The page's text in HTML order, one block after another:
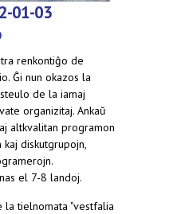
01-03
renkontiĝo de
Ĝi nun okazos la
de la iamaj
organizitaj. Ankaŭ
altkvalitan programon
diskutgrupojn,
el 7-8 landoj.
la tielnomata "vestfalia